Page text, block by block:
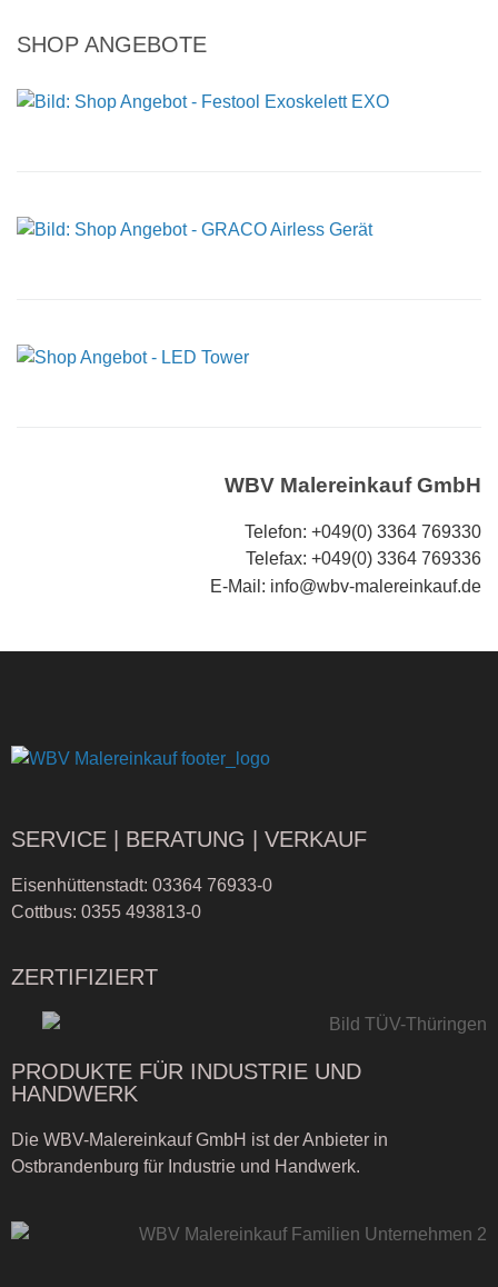
SHOP ANGEBOTE
WBV Malereinkauf GmbH
Telefon: +049(0) 3364 769330
Telefax: +049(0) 3364 769336
E-Mail: info@wbv-malereinkauf.de
SERVICE | BERATUNG | VERKAUF
Eisenhüttenstadt: 03364 76933-0
Cottbus: 0355 493813-0
ZERTIFIZIERT
PRODUKTE FÜR INDUSTRIE UND
HANDWERK
Die WBV-Malereinkauf GmbH ist der Anbieter in
Ostbrandenburg für Industrie und Handwerk.